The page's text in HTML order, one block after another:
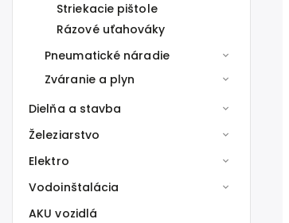
Striekacie pištole
Rázové uťahováky
Pneumatické náradie
Zváranie a plyn
Dielňa a stavba
Železiarstvo
Elektro
Vodoinštalácia
AKU vozidlá